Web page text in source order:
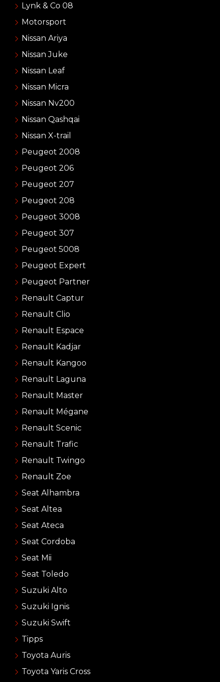
Lynk & Co 08
Motorsport
Nissan Ariya
Nissan Juke
Nissan Leaf
Nissan Micra
Nissan Nv200
Nissan Qashqai
Nissan X-trail
Peugeot 2008
Peugeot 206
Peugeot 207
Peugeot 208
Peugeot 3008
Peugeot 307
Peugeot 5008
Peugeot Expert
Peugeot Partner
Renault Captur
Renault Clio
Renault Espace
Renault Kadjar
Renault Kangoo
Renault Laguna
Renault Master
Renault Mégane
Renault Scenic
Renault Trafic
Renault Twingo
Renault Zoe
Seat Alhambra
Seat Altea
Seat Ateca
Seat Cordoba
Seat Mii
Seat Toledo
Suzuki Alto
Suzuki Ignis
Suzuki Swift
Tipps
Toyota Auris
Toyota Yaris Cross